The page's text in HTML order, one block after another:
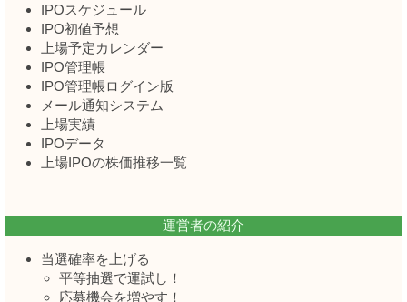
IPOスケジュール
IPO初値予想
上場予定カレンダー
IPO管理帳
IPO管理帳ログイン版
メール通知システム
上場実績
IPOデータ
上場IPOの株価推移一覧
運営者の紹介
当選確率を上げる
平等抽選で運試し！
応募機会を増やす！